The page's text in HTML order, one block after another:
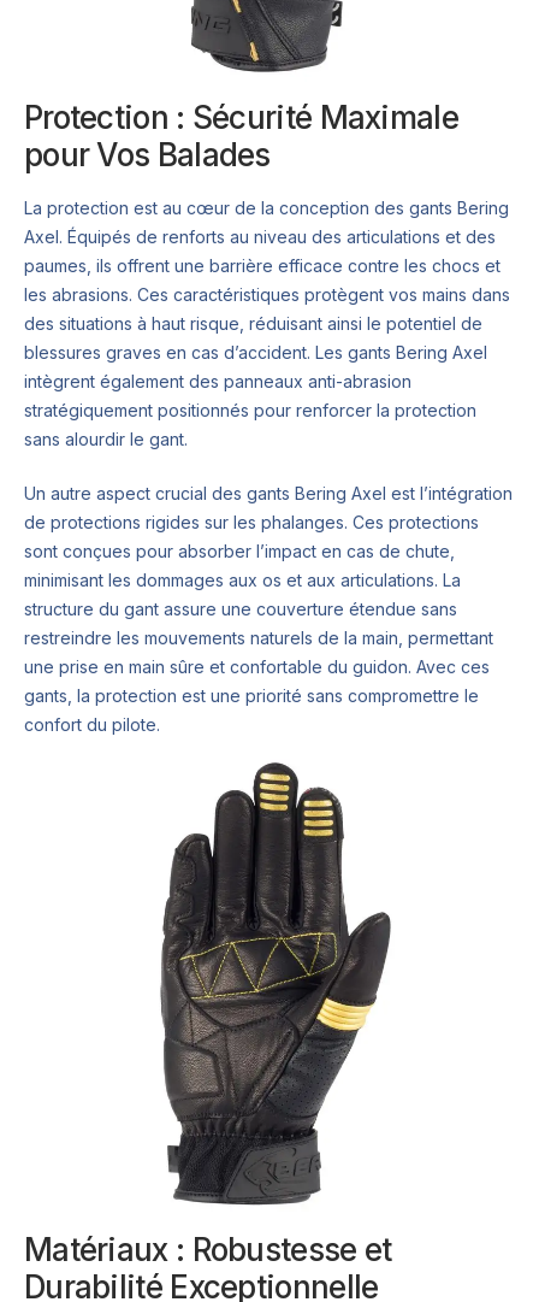
Protection : Sécurité Maximale
pour Vos Balades
La protection est au cœur de la conception des gants Bering
Axel. Équipés de renforts au niveau des articulations et des
paumes, ils offrent une barrière efficace contre les chocs et
les abrasions. Ces caractéristiques protègent vos mains dans
des situations à haut risque, réduisant ainsi le potentiel de
blessures graves en cas d’accident. Les gants Bering Axel
intègrent également des panneaux anti-abrasion
stratégiquement positionnés pour renforcer la protection
sans alourdir le gant.
Un autre aspect crucial des gants Bering Axel est l’intégration
de protections rigides sur les phalanges. Ces protections
sont conçues pour absorber l’impact en cas de chute,
minimisant les dommages aux os et aux articulations. La
structure du gant assure une couverture étendue sans
restreindre les mouvements naturels de la main, permettant
une prise en main sûre et confortable du guidon. Avec ces
gants, la protection est une priorité sans compromettre le
confort du pilote.
Matériaux : Robustesse et
Durabilité Exceptionnelle